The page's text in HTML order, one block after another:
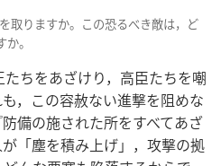
取りますか。この恐るべき敵は，ど
。
ちをあざけり，高臣たちを嘲
，この容赦ない進撃を阻めな
備の施された所をすべてあざ
「塵を積み上げ」，攻撃の拠